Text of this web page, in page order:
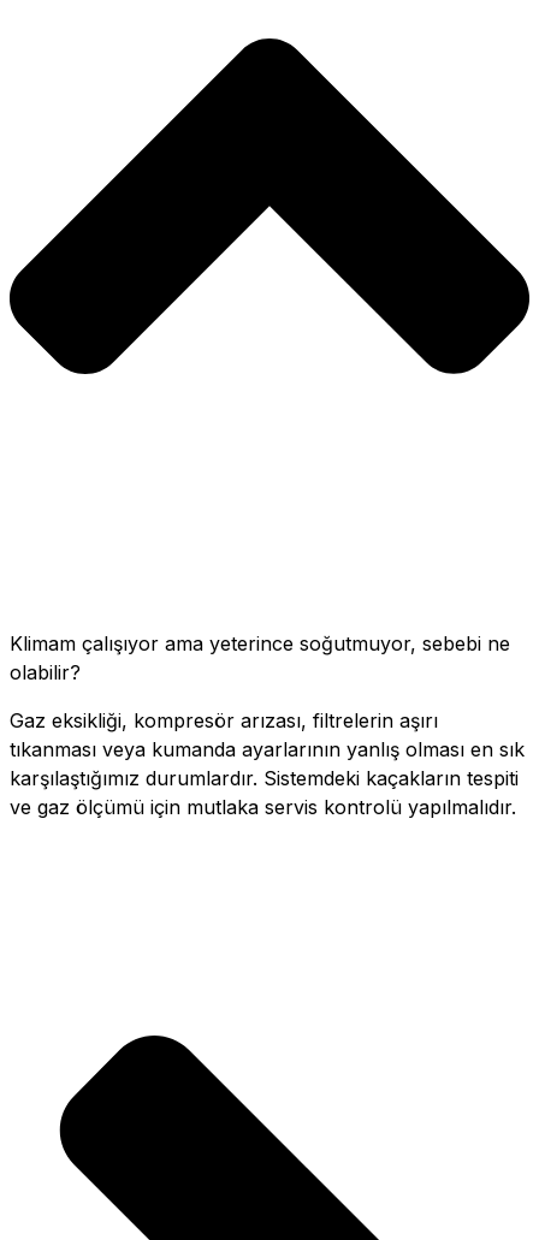
Klimam çalışıyor ama yeterince soğutmuyor, sebebi ne
olabilir?
Gaz eksikliği, kompresör arızası, filtrelerin aşırı
tıkanması veya kumanda ayarlarının yanlış olması en sık
karşılaştığımız durumlardır. Sistemdeki kaçakların tespiti
ve gaz ölçümü için mutlaka servis kontrolü yapılmalıdır.